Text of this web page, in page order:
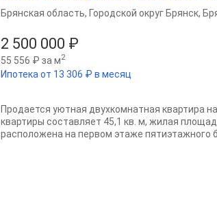
2 500 000 ₽
55 556 ₽ за м2
Ипотека от 13 306 ₽ в месяц
Брянская область, Городской округ Брянск,
Продается уютная двухкомнатная квартира
квартиры составляет 45,1 кв. м, жилая
расположена на первом этаже пятиэтажного